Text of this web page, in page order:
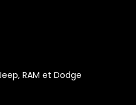
RAM et Dodge